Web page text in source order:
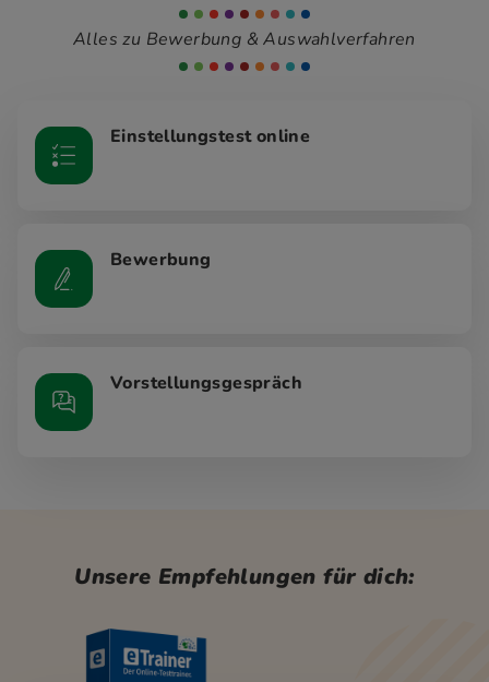
Alles zu Bewerbung & Auswahlverfahren
Einstellungstest online
Bewerbung
Vorstellungsgespräch
Unsere Empfehlungen für dich: